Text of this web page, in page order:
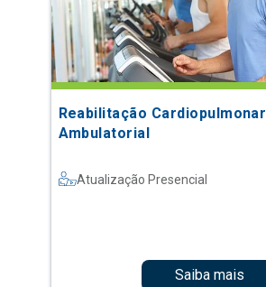
Reabilitação Cardiopulmonar
Ambulatorial
Atualização Presencial
Saiba mais